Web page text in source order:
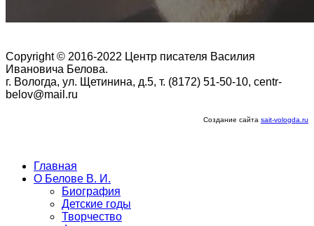
Copyright © 2016-2022 Центр писателя Василия
Ивановича Белова.
г. Вологда, ул. Щетинина, д.5, т. (8172) 51-50-10, centr-
belov@mail.ru
Создание сайта sait-vologda.ru
Главная
О Белове В. И.
Биография
Детские годы
Творчество